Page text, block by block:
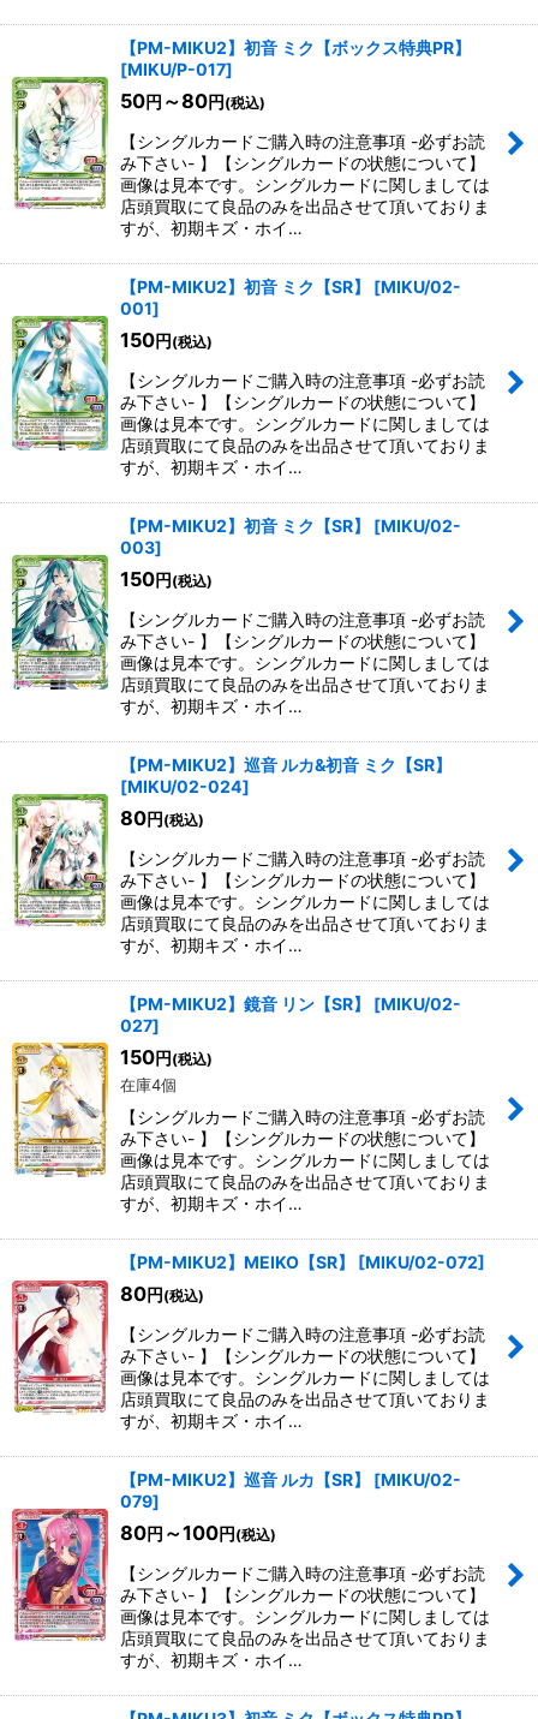
【PM-MIKU2】初音 ミク【ボックス特典PR】
[MIKU/P-017]
50円 ～80円 (税込)
【シングルカードご購入時の注意事項 -必ずお読
み下さい- 】【シングルカードの状態について】
画像は見本です。シングルカードに関しましては
店頭買取にて良品のみを出品させて頂いておりま
すが、初期キズ・ホイ…
【PM-MIKU2】初音 ミク【SR】 [MIKU/02-
001]
150円 (税込)
【シングルカードご購入時の注意事項 -必ずお読
み下さい- 】【シングルカードの状態について】
画像は見本です。シングルカードに関しましては
店頭買取にて良品のみを出品させて頂いておりま
すが、初期キズ・ホイ…
【PM-MIKU2】初音 ミク【SR】 [MIKU/02-
003]
150円 (税込)
【シングルカードご購入時の注意事項 -必ずお読
み下さい- 】【シングルカードの状態について】
画像は見本です。シングルカードに関しましては
店頭買取にて良品のみを出品させて頂いておりま
すが、初期キズ・ホイ…
【PM-MIKU2】巡音 ルカ&初音 ミク【SR】
[MIKU/02-024]
80円 (税込)
【シングルカードご購入時の注意事項 -必ずお読
み下さい- 】【シングルカードの状態について】
画像は見本です。シングルカードに関しましては
店頭買取にて良品のみを出品させて頂いておりま
すが、初期キズ・ホイ…
【PM-MIKU2】鏡音 リン【SR】 [MIKU/02-
027]
150円 (税込)
在庫4個
【シングルカードご購入時の注意事項 -必ずお読
み下さい- 】【シングルカードの状態について】
画像は見本です。シングルカードに関しましては
店頭買取にて良品のみを出品させて頂いておりま
すが、初期キズ・ホイ…
【PM-MIKU2】MEIKO【SR】 [MIKU/02-072]
80円 (税込)
【シングルカードご購入時の注意事項 -必ずお読
み下さい- 】【シングルカードの状態について】
画像は見本です。シングルカードに関しましては
店頭買取にて良品のみを出品させて頂いておりま
すが、初期キズ・ホイ…
【PM-MIKU2】巡音 ルカ【SR】 [MIKU/02-
079]
80円 ～100円 (税込)
【シングルカードご購入時の注意事項 -必ずお読
み下さい- 】【シングルカードの状態について】
画像は見本です。シングルカードに関しましては
店頭買取にて良品のみを出品させて頂いておりま
すが、初期キズ・ホイ…